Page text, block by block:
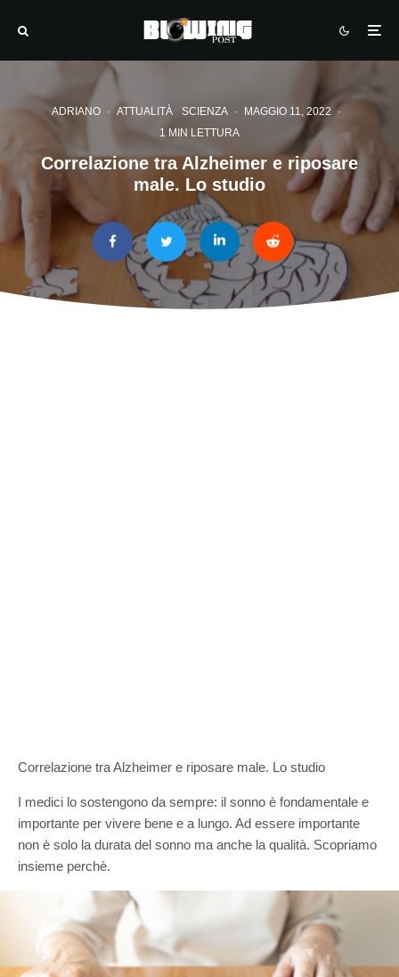
ADRIANO · ATTUALITÀ SCIENZA · MAGGIO 11, 2022 ·
1 MIN LETTURA
Correlazione tra Alzheimer e riposare
male. Lo studio
Correlazione tra Alzheimer e riposare male. Lo studio
I medici lo sostengono da sempre: il sonno è fondamentale e
importante per vivere bene e a lungo. Ad essere importante
non è solo la durata del sonno ma anche la qualità. Scopriamo
insieme perchè.